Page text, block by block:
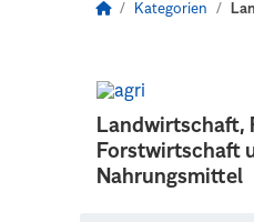
Kategorien
Landwirtschaft,
Forstwirtschaft
Nahrungsmittel